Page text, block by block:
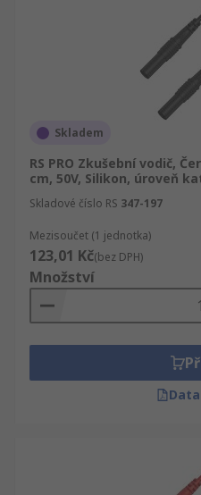
Skladem
RS PRO Zkušební vodič,
cm, 50V, Silikon, úroveň
Skladové číslo RS 347-197
Mezisoučet (1 jednotka)
123,01 Kč(bez DPH)
Množství